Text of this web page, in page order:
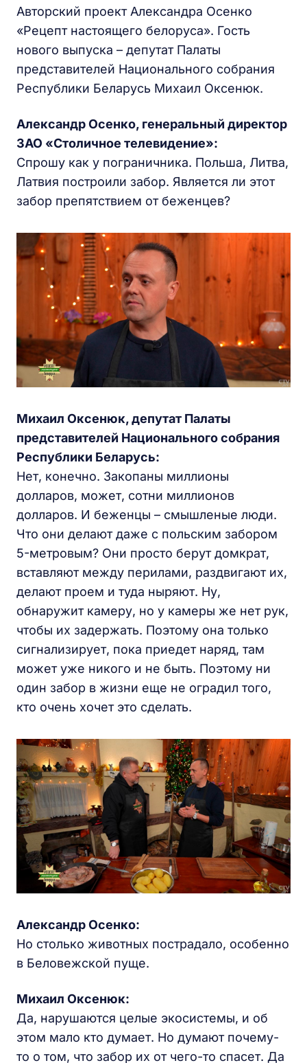
Авторский проект Александра Осенко
«Рецепт настоящего белоруса». Гость
нового выпуска – депутат Палаты
представителей Национального собрания
Республики Беларусь Михаил Оксенюк.
Александр Осенко, генеральный директор
ЗАО «Столичное телевидение»:
Спрошу как у пограничника. Польша, Литва,
Латвия построили забор. Является ли этот
забор препятствием от беженцев?
Михаил Оксенюк, депутат Палаты
представителей Национального собрания
Республики Беларусь:
Нет, конечно. Закопаны миллионы
долларов, может, сотни миллионов
долларов. И беженцы – смышленые люди.
Что они делают даже с польским забором
5-метровым? Они просто берут домкрат,
вставляют между перилами, раздвигают их,
делают проем и туда ныряют. Ну,
обнаружит камеру, но у камеры же нет рук,
чтобы их задержать. Поэтому она только
сигнализирует, пока приедет наряд, там
может уже никого и не быть. Поэтому ни
один забор в жизни еще не оградил того,
кто очень хочет это сделать.
Александр Осенко:
Но столько животных пострадало, особенно
в Беловежской пуще.
Михаил Оксенюк:
Да, нарушаются целые экосистемы, и об
этом мало кто думает. Но думают почему-
то о том, что забор их от чего-то спасет. Да